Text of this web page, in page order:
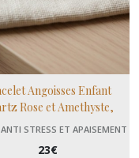
Angoisses Enfant
Rose et Amethyste,
naturelles douceur
STRESS ET APAISEMENT
23€